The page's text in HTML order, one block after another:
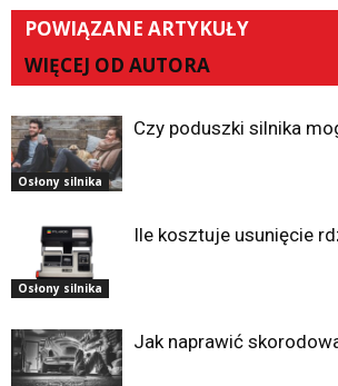
POWIĄZANE ARTYKUŁY
WIĘCEJ OD AUTORA
Osłony silnika
Czy poduszki silnika
Osłony silnika
Ile kosztuje usunięcie
Jak naprawić